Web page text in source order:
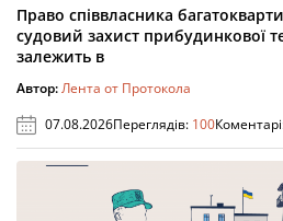
Право співвласника
судовий захист прибудинкової
залежить в
Автор:Лента от Протокола
07.08.2026Переглядів: 100